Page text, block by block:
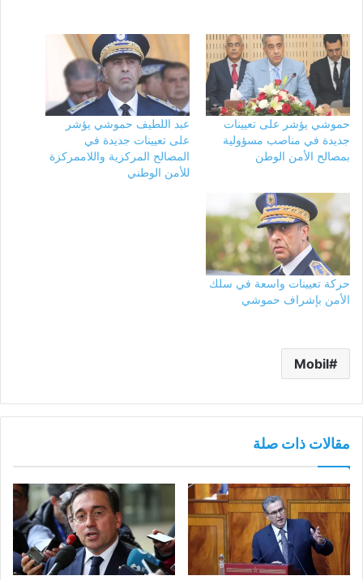
حموشي يؤشر على تعيينات
جديدة في مناصب مسؤولية
بمصالح الأمن الوطن
عبد اللطيف حموشي يؤشر
على تعيينات جديدة في
المصالح المركزية واللاممركزة
للأمن الوطني
حركة تعيينات واسعة في سلك
الأمن بإشراف حموشي
Mobil
مقالات ذات صلة